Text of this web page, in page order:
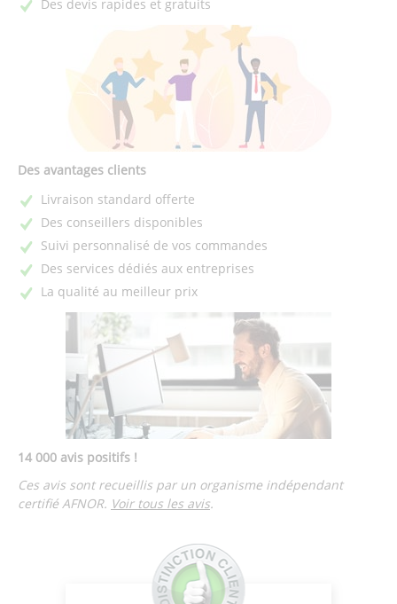
Des devis rapides et gratuits
Des avantages clients
Livraison standard offerte
Des conseillers disponibles
Suivi personnalisé de vos commandes
Des services dédiés aux entreprises
La qualité au meilleur prix
14 000 avis positifs !
Ces avis sont recueillis par un organisme indépendant
certifié AFNOR. Voir tous les avis.